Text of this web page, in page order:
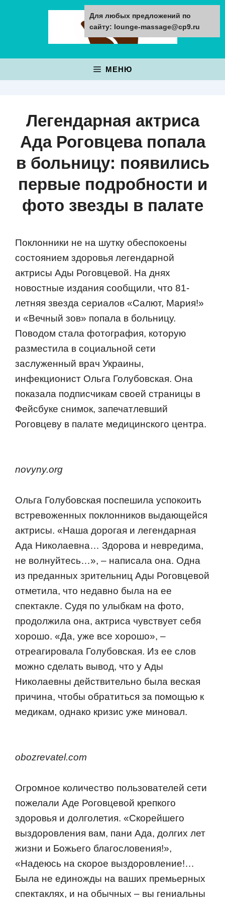
МЕНЮ
Легендарная актриса
Ада Роговцева попала
в больницу: появились
первые подробности и
фото звезды в палате
Поклонники не на шутку обеспокоены
состоянием здоровья легендарной
актрисы Ады Роговцевой. На днях
новостные издания сообщили, что 81-
летняя звезда сериалов «Салют, Мария!»
и «Вечный зов» попала в больницу.
Поводом стала фотография, которую
разместила в социальной сети
заслуженный врач Украины,
инфекционист Ольга Голубовская. Она
показала подписчикам своей страницы в
Фейсбуке снимок, запечатлевший
Роговцеву в палате медицинского центра.
novyny.org
Ольга Голубовская поспешила успокоить
встревоженных поклонников выдающейся
актрисы. «Наша дорогая и легендарная
Ада Николаевна… Здорова и невредима,
не волнуйтесь…», – написала она. Одна
из преданных зрительниц Ады Роговцевой
отметила, что недавно была на ее
спектакле. Судя по улыбкам на фото,
продолжила она, актриса чувствует себя
хорошо. «Да, уже все хорошо», –
отреагировала Голубовская. Из ее слов
можно сделать вывод, что у Ады
Николаевны действительно была веская
причина, чтобы обратиться за помощью к
медикам, однако кризис уже миновал.
obozrevatel.com
Огромное количество пользователей сети
пожелали Аде Роговцевой крепкого
здоровья и долголетия. «Скорейшего
выздоровления вам, пани Ада, долгих лет
жизни и Божьего благословения!»,
«Надеюсь на скорое выздоровление!…
Была не единожды на ваших премьерных
спектаклях, и на обычных – вы гениальны
Для любых предложений по
сайту: lounge-massage@cp9.ru